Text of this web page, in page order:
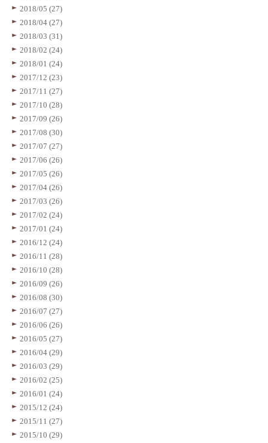
2018/05 (27)
2018/04 (27)
2018/03 (31)
2018/02 (24)
2018/01 (24)
2017/12 (23)
2017/11 (27)
2017/10 (28)
2017/09 (26)
2017/08 (30)
2017/07 (27)
2017/06 (26)
2017/05 (26)
2017/04 (26)
2017/03 (26)
2017/02 (24)
2017/01 (24)
2016/12 (24)
2016/11 (28)
2016/10 (28)
2016/09 (26)
2016/08 (30)
2016/07 (27)
2016/06 (26)
2016/05 (27)
2016/04 (29)
2016/03 (29)
2016/02 (25)
2016/01 (24)
2015/12 (24)
2015/11 (27)
2015/10 (29)